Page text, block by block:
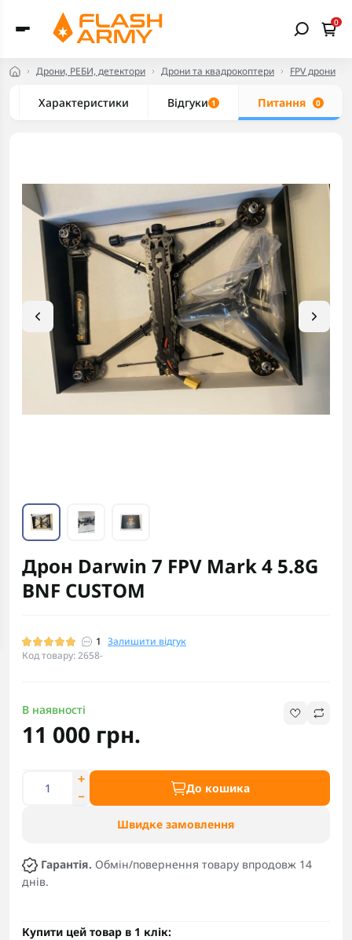
0
Дрони, РЕБИ, детектори Дрони та квадрокоптери FPV дрони
Характеристики Відгуки 1 Питання 0
Дрон Darwin 7 FPV Mark 4 5.8G
BNF CUSTOM
1 Залишити відгук
Код товару: 2658-
В наявності
11 000 грн.
До кошика
Швидке замовлення
Гарантія. Обмін/повернення товару впродовж 14
днів.
Купити цей товар в 1 клік: